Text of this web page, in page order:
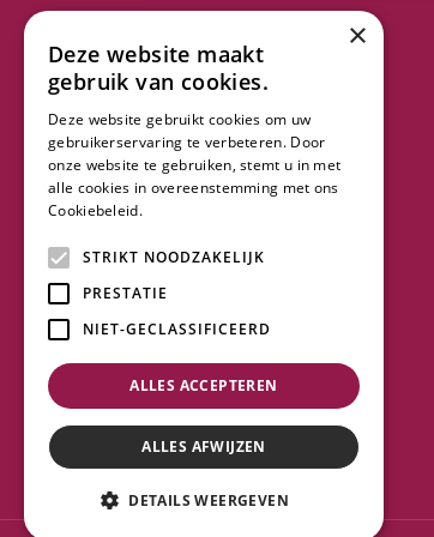
×
Deze website maakt
gebruik van cookies.
Deze website gebruikt cookies om uw
gebruikerservaring te verbeteren. Door
onze website te gebruiken, stemt u in met
alle cookies in overeenstemming met ons
Cookiebeleid.
STRIKT NOODZAKELIJK
PRESTATIE
NIET-GECLASSIFICEERD
ALLES ACCEPTEREN
ALLES AFWIJZEN
DETAILS WEERGEVEN